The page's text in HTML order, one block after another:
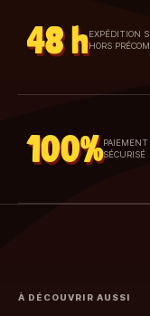
48 h EXPÉDITION
HORS
100% PAIEMENT
SÉCURISÉ
À DÉCOUVRIR AUSSI